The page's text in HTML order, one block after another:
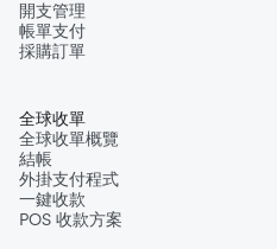
開支管理
帳單支付
採購訂單
全球收單
全球收單概覽
結帳
外掛支付程式
一鍵收款
POS 收款方案